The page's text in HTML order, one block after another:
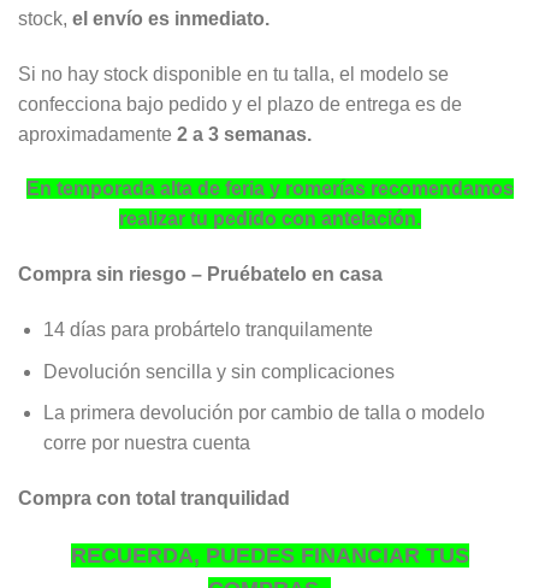
stock, el envío es inmediato.
Si no hay stock disponible en tu talla, el modelo se
confecciona bajo pedido y el plazo de entrega es de
aproximadamente 2 a 3 semanas.
En temporada alta de feria y romerías recomendamos
realizar tu pedido con antelación.
Compra sin riesgo – Pruébatelo en casa
14 días para probártelo tranquilamente
Devolución sencilla y sin complicaciones
La primera devolución por cambio de talla o modelo
corre por nuestra cuenta
Compra con total tranquilidad
RECUERDA, PUEDES FINANCIAR TUS